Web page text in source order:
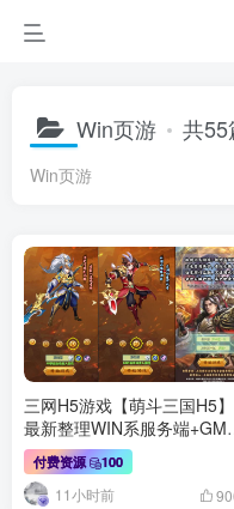
Win页游 共55
Win页游
三网H5游戏【萌斗三国H5】
最新整理WIN系服务端+GM
台+详细搭建教程
付费资源 100
11小时前